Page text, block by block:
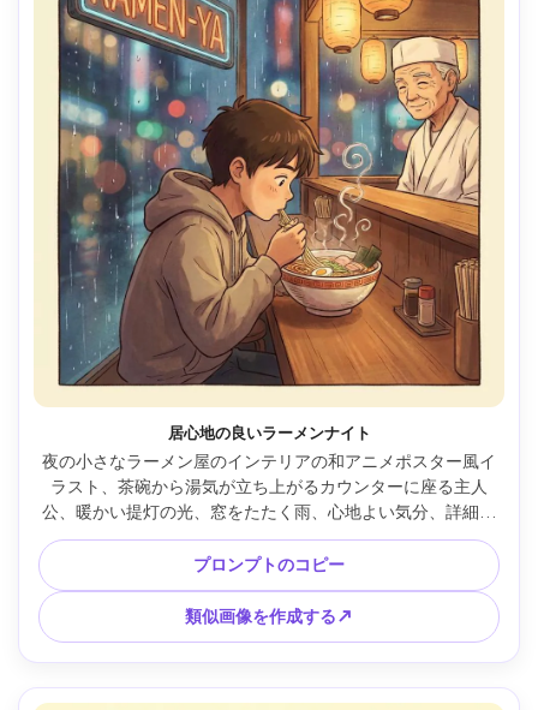
居心地の良いラーメンナイト
夜の小さなラーメン屋のインテリアの和アニメポスター風イ
ラスト、茶碗から湯気が立ち上がるカウンターに座る主人
公、暖かい提灯の光、窓をたたく雨、心地よい気分、詳細な
食べ物イラスト、柔らかいセルシェーディング、シンプルな
背景形状ですっきりとした読みやすさ、上3分の1にタイトル
スペース、85mmレンズ、被写界深度が浅い --ar 4:5
プロンプトのコピー
類似画像を作成する↗